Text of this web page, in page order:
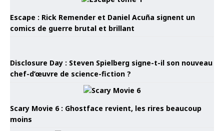
Escape : Rick Remender et Daniel Acuña signent un
comics de guerre brutal et brillant
Disclosure Day : Steven Spielberg signe-t-il son nouveau
chef-d’œuvre de science-fiction ?
Scary Movie 6 : Ghostface revient, les rires beaucoup
moins